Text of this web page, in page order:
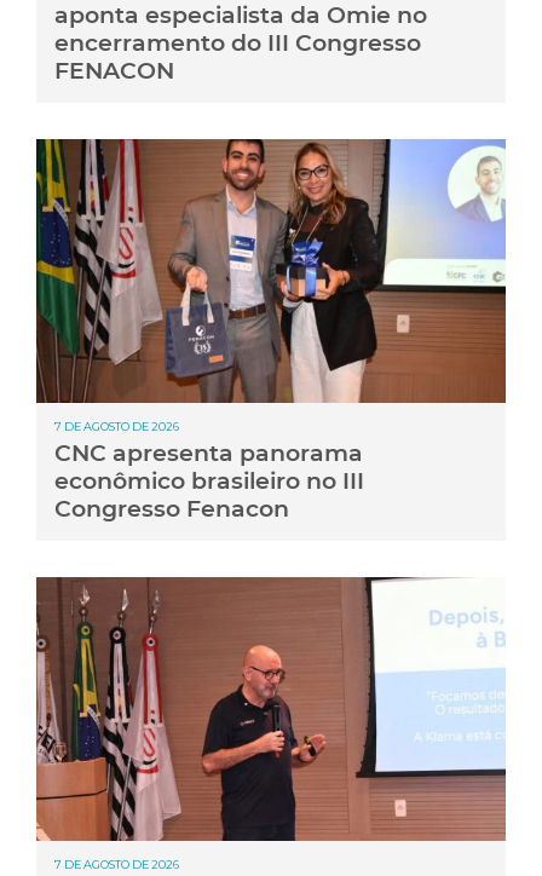
aponta especialista da Omie no
encerramento do III Congresso
FENACON
7 DE AGOSTO DE 2026
CNC apresenta panorama
econômico brasileiro no III
Congresso Fenacon
7 DE AGOSTO DE 2026